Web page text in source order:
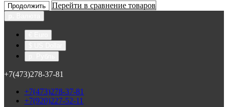
Продолжить Перейти в сравнение товаров
+7(473)278-37-81
+7(473)278-37-81
+7(920)227-52-11